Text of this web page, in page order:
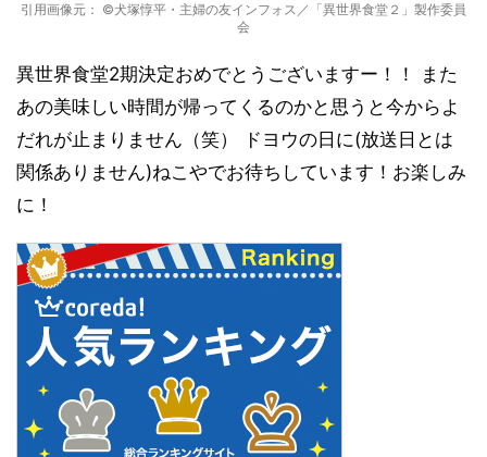
引用画像元： ©犬塚惇平・主婦の友インフォス／「異世界食堂２」製作委員
会
異世界食堂2期決定おめでとうございますー！！ また
あの美味しい時間が帰ってくるのかと思うと今からよ
だれが止まりません（笑） ドヨウの日に(放送日とは
関係ありません)ねこやでお待ちしています！お楽しみ
に！